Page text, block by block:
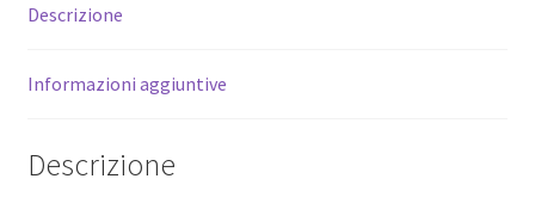
quantità
Descrizione
Informazioni aggiuntive
Descrizione